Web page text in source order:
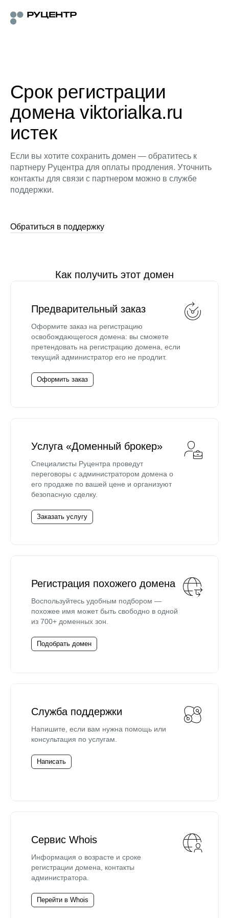
Срок регистрации
домена viktorialka.ru
истек
Если вы хотите сохранить домен — обратитесь к
партнеру Руцентра для оплаты продления. Уточнить
контакты для связи с партнером можно в службе
поддержки.
Обратиться в поддержку
Как получить этот домен
Предварительный заказ
Оформите заказ на регистрацию
освобождающегося домена: вы сможете
претендовать на регистрацию домена, если
текущий администратор его не продлит.
Оформить заказ
Услуга «Доменный брокер»
Специалисты Руцентра проведут
переговоры с администратором домена о
его продаже по вашей цене и организуют
безопасную сделку.
Заказать услугу
Регистрация похожего домена
Воспользуйтесь удобным подбором —
похожее имя может быть свободно в одной
из 700+ доменных зон.
Подобрать домен
Служба поддержки
Напишите, если вам нужна помощь или
консультация по услугам.
Написать
Сервис Whois
Информация о возрасте и сроке
регистрации домена, контакты
администратора.
Перейти в Whois